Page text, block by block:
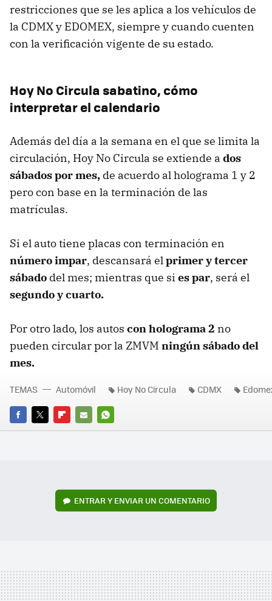
restricciones que se les aplica a los vehículos de
la CDMX y EDOMEX, siempre y cuando cuenten
con la verificación vigente de su estado.
Hoy No Circula sabatino, cómo
interpretar el calendario
Además del día a la semana en el que se limita la
circulación, Hoy No Circula se extiende a dos
sábados por mes, de acuerdo al holograma 1 y 2
pero con base en la terminación de las
matrículas.
Si el auto tiene placas con terminación en
número impar, descansará elprimer y tercer
sábado del mes; mientras que si es par, será el
segundo y cuarto.
Por otro lado, los autos con holograma 2 no
pueden circular por la ZMVM ningún sábado del
mes.
FACEBOOK
TWITTERFLIPBOARD
E-
WHATSAPP
TEMAS Automóvil Hoy No Circula CDMX
ENTRAR Y ENVIAR UN COMENTARIO